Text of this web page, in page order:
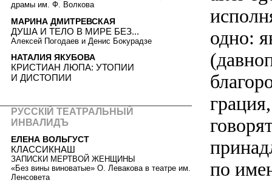
одно:
по
драмы им. Ф. Волкова
МАРИНА ДМИТРЕВСКАЯ
ДУША И ТЕЛО В МИРЕ БЕЗ...
Алексей Погодаев и Денис Бокурадзе
НАТАЛИЯ ЯКУБОВА
КРИСТИАН ЛЮПА: УТОПИИ
И ДИСТОПИИ
РУССКIЙ ТЕАТРАЛЬНЫЙ
ИНВАЛИДЪ
ЕЛЕНА ВОЛЬГУСТ
КЛАССИКНАШ
ЗАПИСКИ МЕРТВОЙ ЖЕНЩИНЫ
«Без вины виноватые» О. Левакова в театре им.
Ленсовета